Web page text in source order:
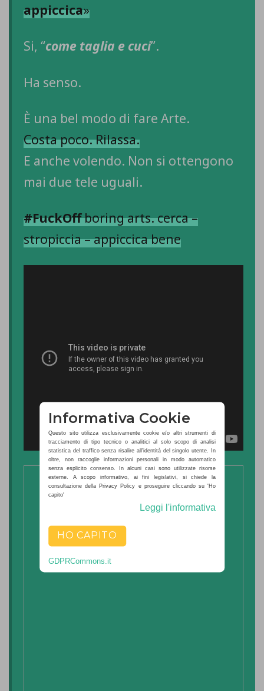
appiccica»
Si, “come taglia e cuci”.
Ha senso.
È una bel modo di fare Arte.
Costa poco. Rilassa.
E anche volendo. Non si ottengono
mai due tele uguali.
#FuckOffboring arts. cerca –
stropiccia – appiccica bene
Informativa Cookie
Questo sito utilizza esclusivamente cookie e/o altri strumenti di
tracciamento di tipo tecnico o analitici al solo scopo di analisi
statistica del traffico senza risalire all'identità del singolo utente. In
oltre, non raccoglie informazioni personali in modo automatico
senza esplicito consenso. In alcuni casi sono utilizzate risorse
esterne. A scopo informativo, ai fini legislativi, si chiede la
consultazione della Privacy Policy e proseguire cliccando su 'Ho
capito'
Leggi l'informativa
HO CAPITO
GDPRCommons.it